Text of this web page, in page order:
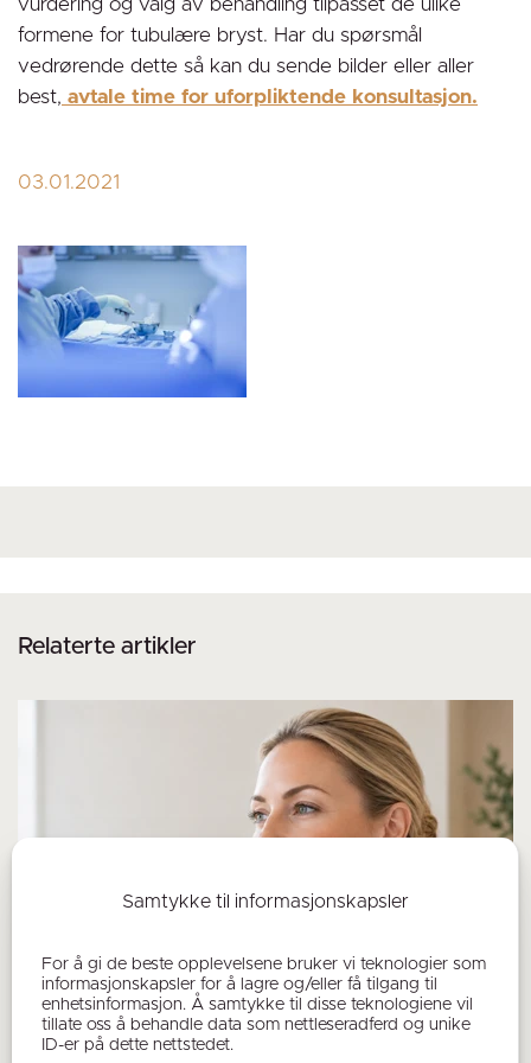
vurdering og valg av behandling tilpasset de ulike
formene for tubulære bryst. Har du spørsmål
vedrørende dette så kan du sende bilder eller aller
best, avtale time for uforpliktende konsultasjon.
03.01.2021
Relaterte artikler
Samtykke til informasjonskapsler
For å gi de beste opplevelsene bruker vi teknologier som
informasjonskapsler for å lagre og/eller få tilgang til
enhetsinformasjon. Å samtykke til disse teknologiene vil
tillate oss å behandle data som nettleseradferd og unike
ID-er på dette nettstedet.